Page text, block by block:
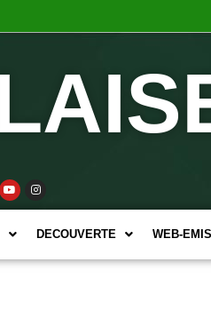
DECOUVERTE WEB-